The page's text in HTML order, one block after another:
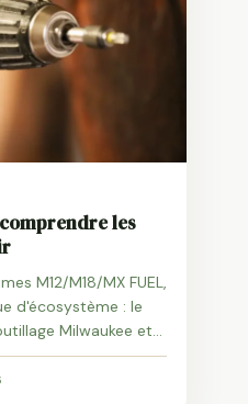
les
M12/M18/MX FUEL,
d'écosystème : le
Milwaukee et